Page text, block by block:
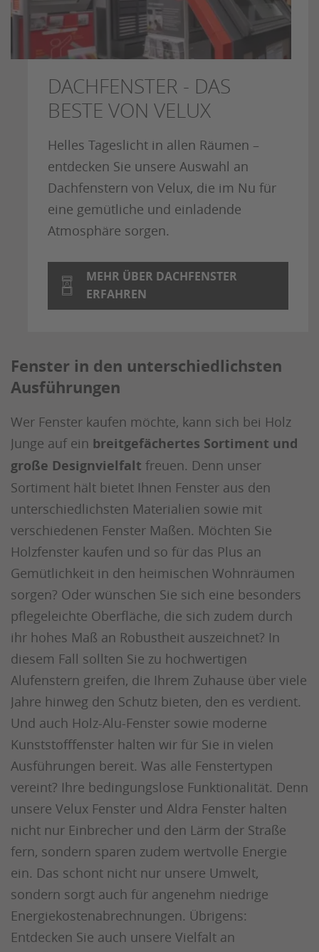
DACHFENSTER - DAS
BESTE VON VELUX
Helles Tageslicht in allen Räumen –
entdecken Sie unsere Auswahl an
Dachfenstern von Velux, die im Nu für
eine gemütliche und einladende
Atmosphäre sorgen.
MEHR ÜBER DACHFENSTER
ERFAHREN
Fenster in den unterschiedlichsten
Ausführungen
Wer Fenster kaufen möchte, kann sich bei Holz
Junge auf ein breitgefächertes Sortiment und
große Designvielfalt freuen. Denn unser
Sortiment hält bietet Ihnen Fenster aus den
unterschiedlichsten Materialien sowie mit
verschiedenen Fenster Maßen. Möchten Sie
Holzfenster kaufen und so für das Plus an
Gemütlichkeit in den heimischen Wohnräumen
sorgen? Oder wünschen Sie sich eine besonders
pflegeleichte Oberfläche, die sich zudem durch
ihr hohes Maß an Robustheit auszeichnet? In
diesem Fall sollten Sie zu hochwertigen
Alufenstern greifen, die Ihrem Zuhause über viele
Jahre hinweg den Schutz bieten, den es verdient.
Und auch Holz-Alu-Fenster sowie moderne
Kunststofffenster halten wir für Sie in vielen
Ausführungen bereit. Was alle Fenstertypen
vereint? Ihre bedingungslose Funktionalität. Denn
unsere Velux Fenster und Aldra Fenster halten
nicht nur Einbrecher und den Lärm der Straße
fern, sondern sparen zudem wertvolle Energie
ein. Das schont nicht nur unsere Umwelt,
sondern sorgt auch für angenehm niedrige
Energiekostenabrechnungen. Übrigens:
Entdecken Sie auch unsere Vielfalt an